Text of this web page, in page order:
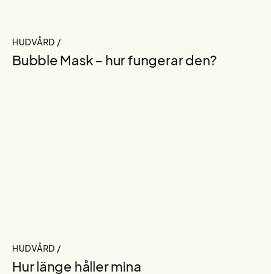
HUDVÅRD /
Bubble Mask – hur fungerar den?
HUDVÅRD /
Hur länge håller mina